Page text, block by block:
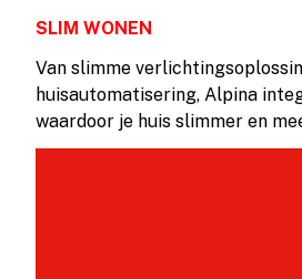
SLIM WONEN
Van slimme
huisautomatisering, Alpina
waardoor je huis slimmer en